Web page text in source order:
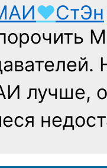
♥СтЭн
лучше,